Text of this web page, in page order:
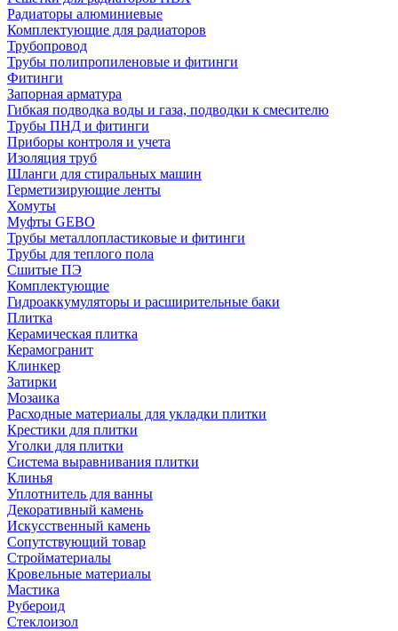
Радиаторы алюминиевые
Комплектующие для радиаторов
Трубопровод
Трубы полипропиленовые и фитинги
Фитинги
Запорная арматура
Гибкая подводка воды и газа, подводки к смесителю
Трубы ПНД и фитинги
Приборы контроля и учета
Изоляция труб
Шланги для стиральных машин
Герметизирующие ленты
Хомуты
Муфты GEBO
Трубы металлопластиковые и фитинги
Трубы для теплого пола
Сшитые ПЭ
Комплектующие
Гидроаккумуляторы и расширительные баки
Плитка
Керамическая плитка
Керамогранит
Клинкер
Затирки
Мозаика
Расходные материалы для укладки плитки
Крестики для плитки
Уголки для плитки
Система выравнивания плитки
Клинья
Уплотнитель для ванны
Декоративный камень
Искусственный камень
Сопутствующий товар
Стройматериалы
Кровельные материалы
Мастика
Рубероид
Стеклоизол